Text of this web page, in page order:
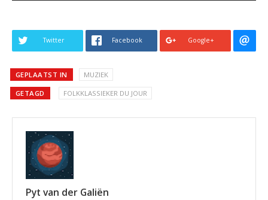
Twitter Facebook Google+
GEPLAATST IN MUZIEK
GETAGD FOLKKLASSIEKER DU JOUR
Pyt van der Galiën